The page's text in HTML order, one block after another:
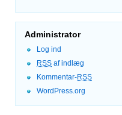
Administrator
Log ind
RSS af indlæg
Kommentar-RSS
WordPress.org